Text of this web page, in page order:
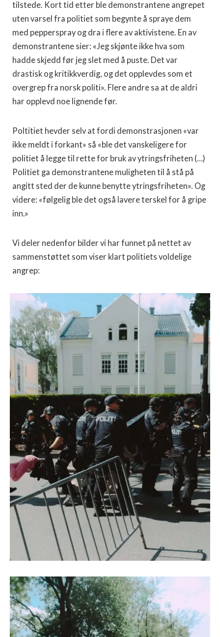
tilstede. Kort tid etter ble demonstrantene angrepet
uten varsel fra politiet som begynte å spraye dem
med pepperspray og dra i flere av aktivistene. En av
demonstrantene sier: «Jeg skjønte ikke hva som
hadde skjedd før jeg slet med å puste. Det var
drastisk og kritikkverdig, og det opplevdes som et
overgrep fra norsk politi». Flere andre sa at de aldri
har opplevd noe lignende før.
Poltitiet hevder selv at fordi demonstrasjonen «var
ikke meldt i forkant» så «ble det vanskeligere for
politiet å legge til rette for bruk av ytringsfriheten (…)
Politiet ga demonstrantene muligheten til å stå på
angitt sted der de kunne benytte ytringsfriheten». Og
videre: «følgelig ble det også lavere terskel for å gripe
inn.»
Vi deler nedenfor bilder vi har funnet på nettet av
sammenstøttet som viser klart politiets voldelige
angrep: